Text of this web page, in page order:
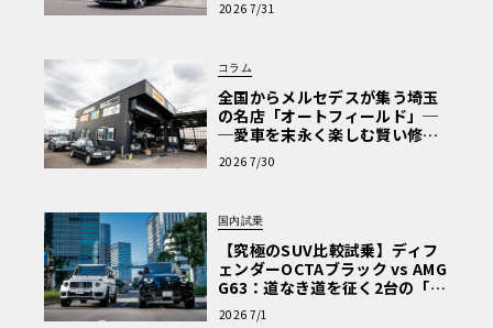
Why? Hyundai?】〈PR〉
2026 7/31
コラム
全国からメルセデスが集う埼玉
の名店「オートフィールド」─
─愛車を末永く楽しむ賢い修理
術と、プロがフックス製オイル
を選ぶ理由〈PR〉
2026 7/30
国内試乗
【究極のSUV比較試乗】ディフ
ェンダーOCTAブラック vs AMG
G63：道なき道を征く2台の「対
極的アプローチ」
2026 7/1